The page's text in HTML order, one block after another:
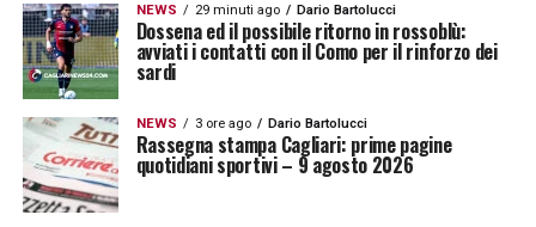
NEWS 29 minuti ago Dario Bartolucci
Dossena ed il possibile ritorno in rossoblù:
avviati i contatti con il Como per il rinforzo dei
sardi
NEWS 3 ore ago Dario Bartolucci
Rassegna stampa Cagliari: prime pagine
quotidiani sportivi – 9 agosto 2026